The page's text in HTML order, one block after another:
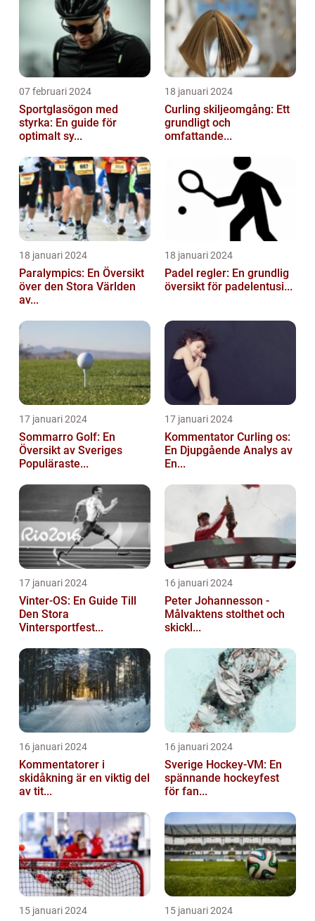
07 februari 2024
Sportglasögon med
styrka: En guide för
optimalt sy...
18 januari 2024
Curling skiljeomgång: Ett
grundligt och
omfattande...
18 januari 2024
Paralympics: En Översikt
över den Stora Världen
av...
18 januari 2024
Padel regler: En grundlig
översikt för padelentusi...
17 januari 2024
Sommarro Golf: En
Översikt av Sveriges
Populäraste...
17 januari 2024
Kommentator Curling os:
En Djupgående Analys av
En...
17 januari 2024
Vinter-OS: En Guide Till
Den Stora
Vintersportfest...
16 januari 2024
Peter Johannesson -
Målvaktens stolthet och
skickl...
16 januari 2024
Kommentatorer i
skidåkning är en viktig del
av tit...
16 januari 2024
Sverige Hockey-VM: En
spännande hockeyfest
för fan...
15 januari 2024 15 januari 2024